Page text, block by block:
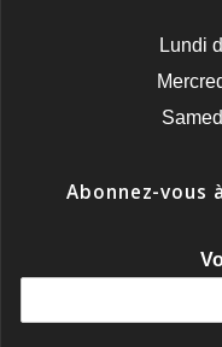
Lundi
Abonnez-vous